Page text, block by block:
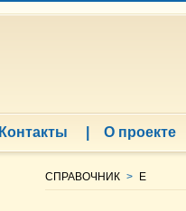
Контакты О проекте
СПРАВОЧНИК > Е